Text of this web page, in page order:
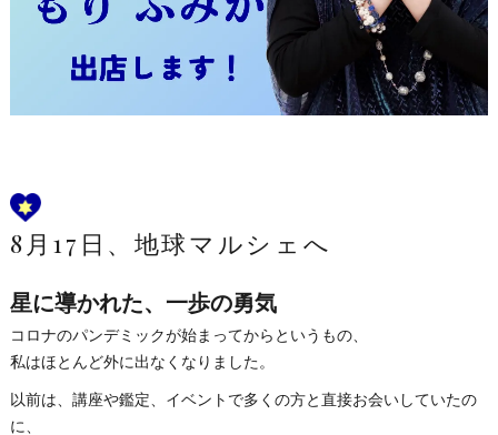
8月17日、地球マルシェへ
星に導かれた、一歩の勇気
コロナのパンデミックが始まってからというもの、
私はほとんど外に出なくなりました。
以前は、講座や鑑定、イベントで多くの方と直接お会いしていたの
に、